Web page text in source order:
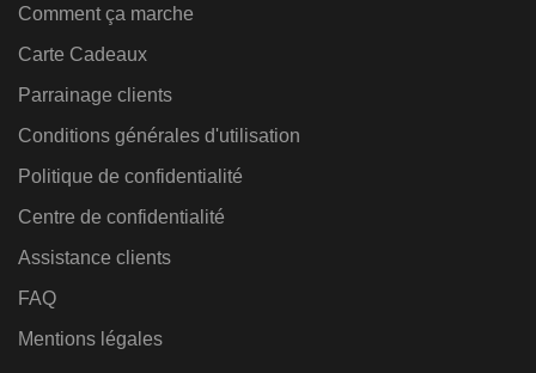
Comment ça marche
Carte Cadeaux
Parrainage clients
Conditions générales d'utilisation
Politique de confidentialité
Centre de confidentialité
Assistance clients
FAQ
Mentions légales